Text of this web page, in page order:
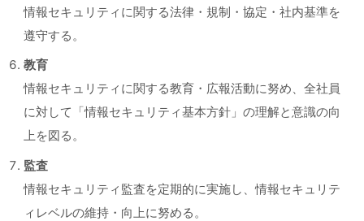
情報セキュリティに関する法律・規制・協定・社内基準を
遵守する。
教育
情報セキュリティに関する教育・広報活動に努め、全社員
に対して「情報セキュリティ基本方針」の理解と意識の向
上を図る。
監査
情報セキュリティ監査を定期的に実施し、情報セキュリテ
ィレベルの維持・向上に努める。